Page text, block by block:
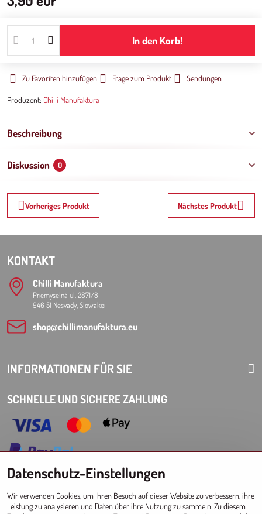
In den Korb!
Zu Favoriten hinzufügen Frage zum Produkt Sendungen
Produzent: Chilli Manufaktura
Beschreibung
Diskussion 0
Vorheriges Produkt Nächstes Produkt
KONTAKT
Chilli Manufaktura
Priemyselná ul. 2871/8
946 51 Nesvady, Slowakei
shop​@chillimanufaktura​.eu
INFORMATIONEN FÜR SIE
SCHNELLE UND SICHERE ZAHLUNG
Choose Eshop for your delivery country:
AT CZ DE SK HU PL EU other countries
Datenschutz-Einstellungen
Wir verwenden Cookies, um Ihren Besuch auf dieser Website zu verbessern, ihre
Leistung zu analysieren und Daten über ihre Nutzung zu sammeln. Zu diesem